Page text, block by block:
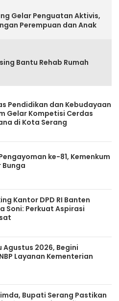
Gelar Penguatan Aktivis,
Perempuan dan Anak
Bantu Rehab Rumah
Pendidikan dan Kebudayaan
Gelar Kompetisi Cerdas
di Kota Serang
ke-81, Kemenkum
Bunga
Kantor DPD RI Banten
Soni: Perkuat Aspirasi
Agustus 2026, Begini
Layanan Kementerian
Bupati Serang Pastikan